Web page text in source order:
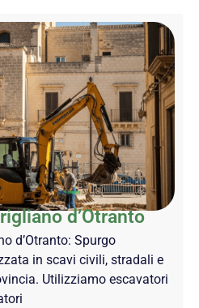
d’Otranto
d’Otranto: Spurgo
in scavi civili, stradali e
Utilizziamo escavatori